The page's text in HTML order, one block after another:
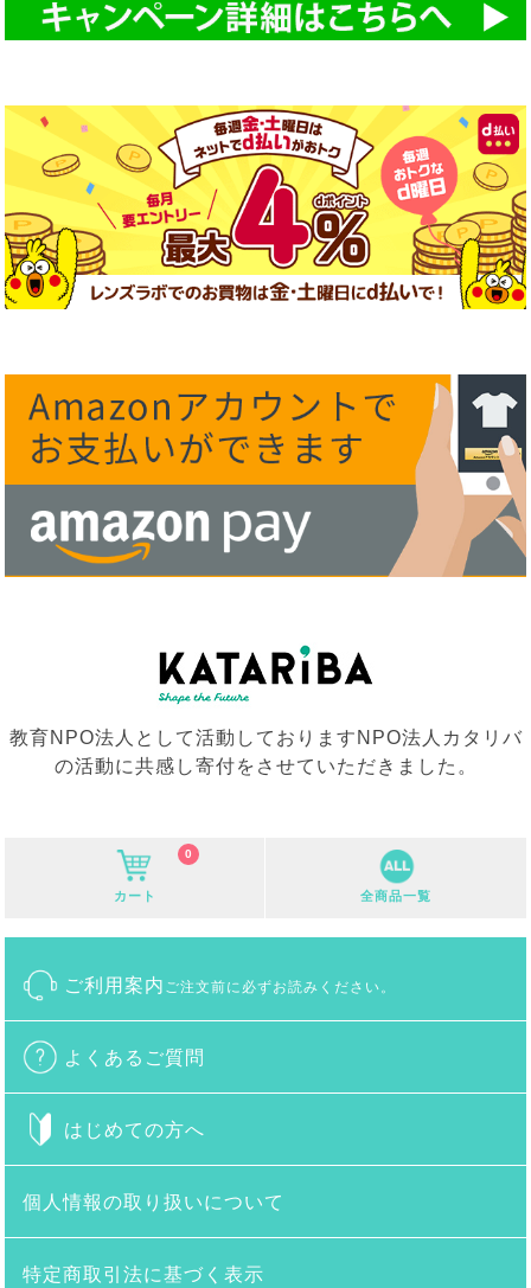
教育NPO法人として活動しておりますNPO法人カタリバ
の活動に共感し寄付をさせていただきました。
カート
0
全商品一覧
ご利用案内 ご注文前に必ずお読みください。
よくあるご質問
はじめての方へ
個人情報の取り扱いについて
特定商取引法に基づく表示